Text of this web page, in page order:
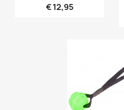
€ 12,95